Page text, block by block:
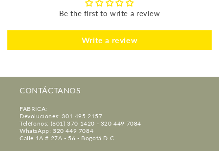
Be the first to write a review
Write a review
CONTÁCTANOS
FABRICA:
Devoluciones: 301 495 2157
Teléfonos: (601) 370 1420 - 320 449 7084
WhatsApp: 320 449 7084
Calle 1A # 27A - 56 - Bogotá D.C